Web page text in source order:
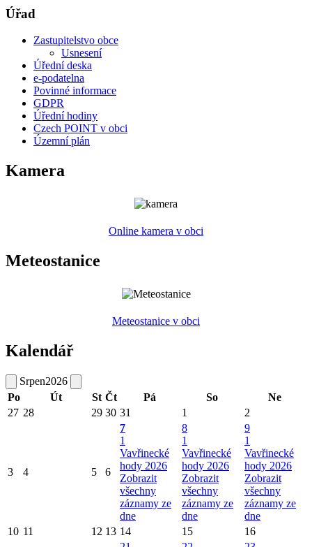
Úřad
Zastupitelstvo obce
Usnesení
Úřední deska
e-podatelna
Povinné informace
GDPR
Úřední hodiny
Czech POINT v obci
Územní plán
Kamera
Online kamera v obci
Meteostanice
Meteostanice v obci
Kalendář
Srpen2026
Po
Út St Čt Pá So
Ne
27 28 29 30 31 1 2
3 4 5 6
7
1
Vavřinecké
hody 2026
Zobrazit
všechny
záznamy ze
dne
8
1
Vavřinecké
hody 2026
Zobrazit
všechny
záznamy ze
dne
9
1
Vavřinecké
hody 2026
Zobrazit
všechny
záznamy ze
dne
10 11 12 13 14 15
16